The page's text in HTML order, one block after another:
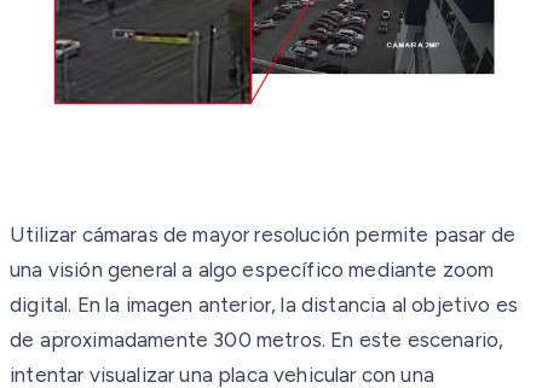
Utilizar cámaras de mayor resolución permite pasar de
una visión general a algo específico mediante zoom
digital. En la imagen anterior, la distancia al objetivo es
de aproximadamente 300 metros. En este escenario,
intentar visualizar una placa vehicular con una